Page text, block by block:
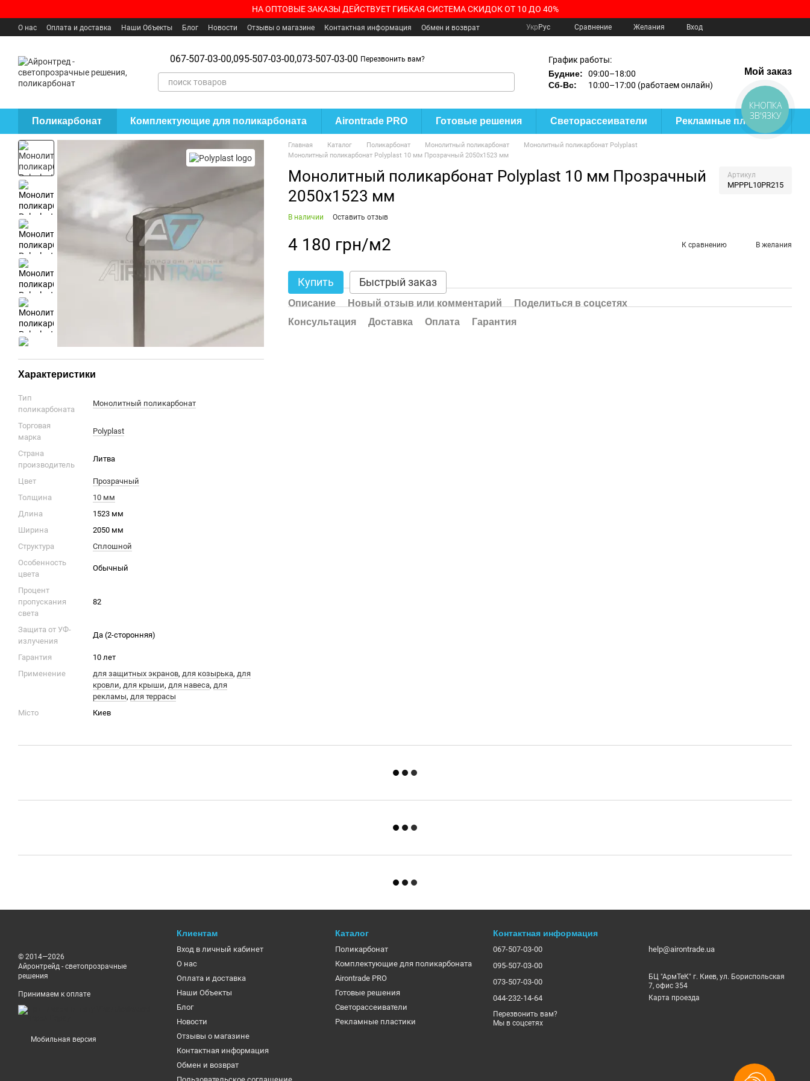
НА ОПТОВЫЕ ЗАКАЗЫ ДЕЙСТВУЕТ ГИБКАЯ СИСТЕМА СКИДОК ОТ 10 ДО 40%
О нас Оплата и доставка Наши Объекты Блог Новости Отзывы о магазине Контактная информация
Обмен и возврат
Укр Рус Сравнение Желания Вход
067-507-03-00,095-507-03-00,073-507-03-00 Перезвонить вам?
График работы:
Будние:
09:00–18:00
Сб-Вс:
10:00–17:00 (работаем онлайн)
Мой заказ
Поликарбонат Комплектующие для поликарбоната Airontrade PRO Готовые решения Светорассеиватели Рекламные пластики
Характеристики
Тип
поликарбоната
Монолитный поликарбонат
Торговая
марка
Polyplast
Страна
производитель
Литва
Цвет
Прозрачный
Толщина
10 мм
Длина
1523 мм
Ширина
2050 мм
Структура
Сплошной
Особенность
цвета
Обычный
Процент
пропускания
света
82
Защита от УФ-
излучения
Да (2-сторонняя)
Гарантия
10 лет
Применение
для защитных экранов, для козырька, для
кровли, для крыши, для навеса, для
рекламы, для террасы
Місто
Киев
Главная Каталог Поликарбонат Монолитный поликарбонат
Монолитный поликарбонат Polyplast
Монолитный поликарбонат Polyplast 10 мм Прозрачный 2050x1523 мм
Монолитный поликарбонат Polyplast 10 мм Прозрачный
2050x1523 мм
Артикул
MPPPL10PR215
В наличии Оставить отзыв
4 180 грн/м2 К сравнению В желания
Купить Быстрый заказ
Описание Новый отзыв или комментарий
Поделиться в соцсетях
Консультация
Доставка Оплата Гарантия
© 2014—2026
Айронтрейд - светопрозрачные
решения
Принимаем к оплате
Мобильная версия
Клиентам
Вход в личный кабинет
О нас
Оплата и доставка
Наши Объекты
Блог
Новости
Отзывы о магазине
Контактная информация
Обмен и возврат
Каталог
Поликарбонат
Комплектующие для поликарбоната
Airontrade PRO
Готовые решения
Светорассеиватели
Рекламные пластики
Контактная информация
067-507-03-00
095-507-03-00
073-507-03-00
044-232-14-64
Перезвонить вам?
help@airontrade.ua
БЦ "АрмТеК" г. Киев, ул. Бориспольская
7, офис 354
Карта проезда
Мы в соцсетях
КНОПКА
ЗВ'ЯЗКУ